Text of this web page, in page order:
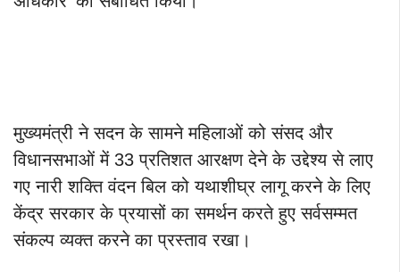
मुख्यमंत्री ने सदन के सामने महिलाओं को संसद और
विधानसभाओं में 33 प्रतिशत आरक्षण देने के उद्देश्य से लाए
गए नारी शक्ति वंदन बिल को यथाशीघ्र लागू करने के लिए
केंद्र सरकार के प्रयासों का समर्थन करते हुए सर्वसम्मत
संकल्प व्यक्त करने का प्रस्ताव रखा।